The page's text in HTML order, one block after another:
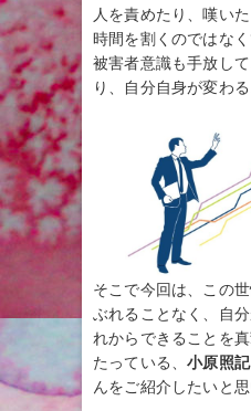
人を責めたり、嘆い
時間を割くのではなく
被害者意識も手放し
り、自分自身が変わる
そこで今回は、この
ぶれることなく、自
れからできることを
たっている、小原照記
んをご紹介したいと思